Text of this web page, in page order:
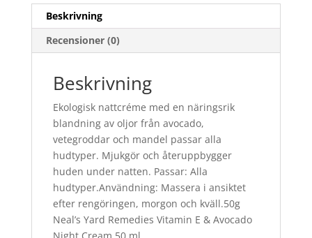
Beskrivning
Recensioner (0)
Beskrivning
Ekologisk nattcréme med en näringsrik
blandning av oljor från avocado,
vetegroddar och mandel passar alla
hudtyper. Mjukgör och återuppbygger
huden under natten. Passar: Alla
hudtyper.Användning: Massera i ansiktet
efter rengöringen, morgon och kväll.50g
Neal’s Yard Remedies Vitamin E & Avocado